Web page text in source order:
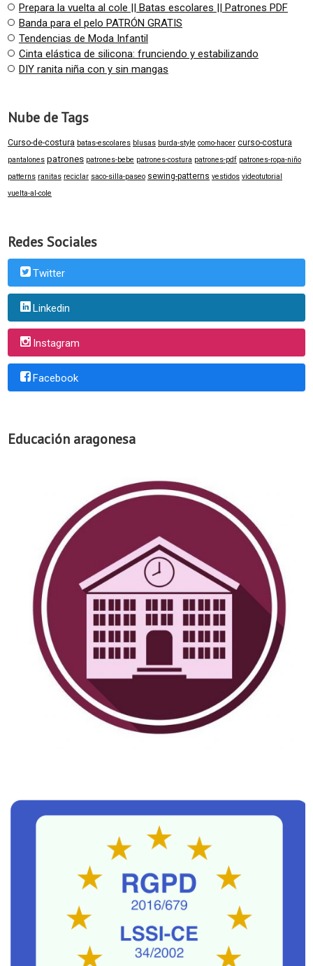
Prepara la vuelta al cole || Batas escolares || Patrones PDF
Banda para el pelo PATRÓN GRATIS
Tendencias de Moda Infantil
Cinta elástica de silicona: frunciendo y estabilizando
DIY ranita niña con y sin mangas
Nube de Tags
Curso-de-costura batas-escolares blusas burda-style como-hacer curso-costura
pantalones patrones patrones-bebe patrones-costura patrones-pdf patrones-ropa-niño
patterns ranitas reciclar saco-silla-paseo sewing-patterns vestidos videotutorial
vuelta-al-cole
Redes Sociales
Twitter
Linkedin
Instagram
Facebook
Educación aragonesa